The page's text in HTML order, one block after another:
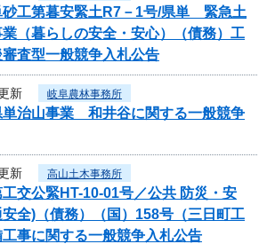
砂工第暮安緊土R7－1号/県単 緊急土
（暮らしの安全・安心）（債務）工
査型一般競争入札公告
新 岐阜農林事務所
単治山事業 和井谷に関する一般競争
新 高山土木事務所
工交公緊HT-10-01号／公共 防災・安
全)（債務）（国）158号（三日町工
事に関する一般競争入札公告